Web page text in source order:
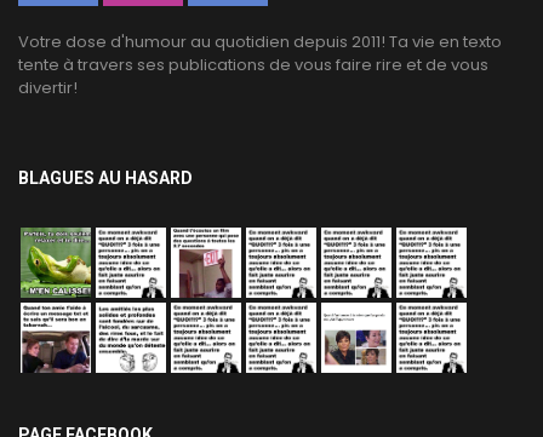
Votre dose d'humour au quotidien depuis 2011! Ta vie en texto
tente à travers ses publications de vous faire rire et de vous
divertir!
BLAGUES AU HASARD